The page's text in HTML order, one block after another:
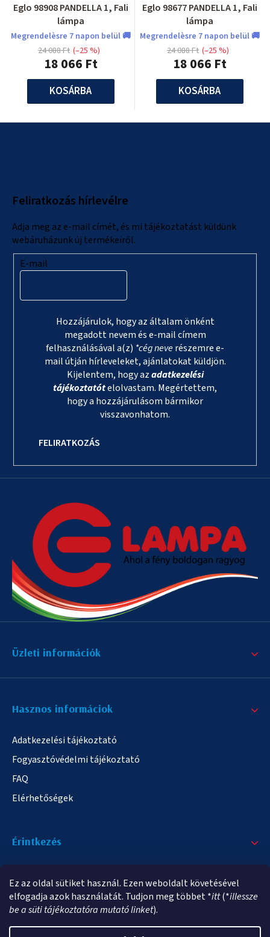
Ez az oldal sütiket használ. Ezen weboldalt követésével
elfogadja azok használatát. Tudjon meg többet *itt(*illessze
be a süti tájékoztatóra mutató linket).
Eglo 98908 PANDELLA 1, Fali
lámpa
Megrendelèsre 7 napon belül 🚚
18 066 Ft
24 088 Ft (–25 %)
KOSÁRBA
Eglo 98677 PANDELLA 1, Fali
lámpa
Megrendelèsre 7 napon belül 🚚
18 066 Ft
24 088 Ft (–25 %)
KOSÁRBA
Feliratkozás hírlevélre
Adja meg az e-mail címét, és mi tájékoztatást küldünk
webáruházunk új termékeiről.
E-mail
Hozzájárulok, hogy az általam önként
megadott nevem és e-mail címem
felhasználásával a(z) *cég neverészemre e-
mail útján hírleveleket, ajánlatokat küldjön.
Kijelentem, hogy azadatkezelési
tájékoztatótelolvastam. Megértettem,
hogy a hozzájárulásom bármikor
visszavonhatom.
FELIRATKOZÁS
Üzleti információk
Hasznos informáciok
Adatkezelési tájékoztató
Fogyasztóvédelmi tájékoztató
FAQ
Elérhetőségek
Érintkezés
info@elampa.hu